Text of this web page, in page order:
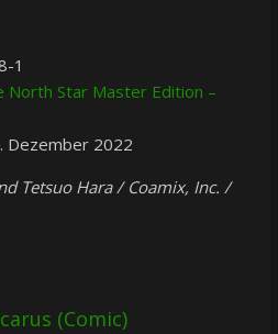
1
North Star Master Edition –
Dezember 2022
Tetsuo Hara / Coamix, Inc. /
(Comic)